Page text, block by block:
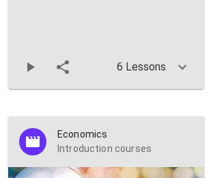
6 Lessons
Economics
Introduction courses